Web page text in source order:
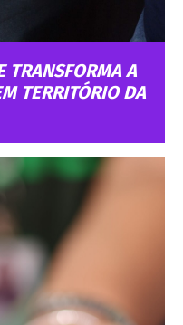
TRANSFORMA A
TERRITÓRIO DA